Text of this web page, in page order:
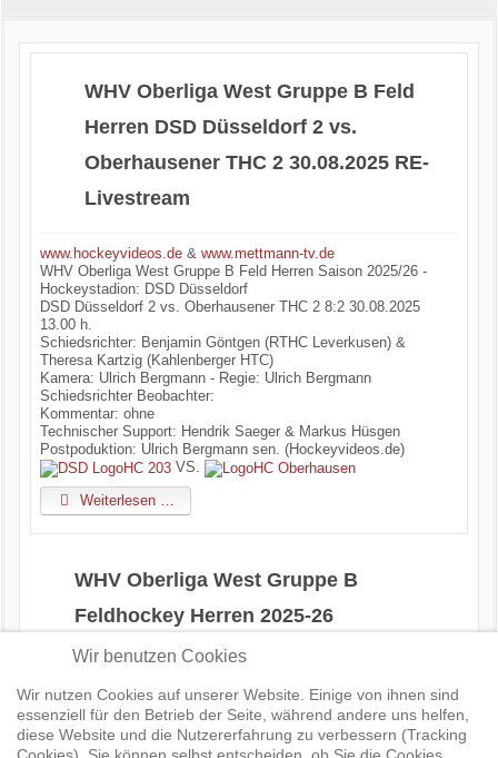
WHV Oberliga West Gruppe B Feld
Herren DSD Düsseldorf 2 vs.
Oberhausener THC 2 30.08.2025 RE-
Livestream
www.hockeyvideos.de& www.mettmann-tv.de
WHV Oberliga West Gruppe B Feld Herren Saison 2025/26 -
Hockeystadion: DSD Düsseldorf
DSD Düsseldorf 2 vs. Oberhausener THC 2 8:2 30.08.2025
13.00 h.
Schiedsrichter: Benjamin Göntgen (RTHC Leverkusen) &
Theresa Kartzig (Kahlenberger HTC)
Kamera: Ulrich Bergmann - Regie: Ulrich Bergmann
Schiedsrichter Beobachter:
Kommentar: ohne
Technischer Support: Hendrik Saeger & Markus Hüsgen
Postpoduktion: Ulrich Bergmann sen. (Hockeyvideos.de)
VS.
Weiterlesen …
WHV Oberliga West Gruppe B
Feldhockey Herren 2025-26
WHV Oberliga West Gruppe B Herren Saison 2025/26 Livestream &
Highlights
Hier geht es zur WHV Oberliga West Gruppe B Herren
Wir benutzen Cookies
Wir nutzen Cookies auf unserer Website. Einige von ihnen sind
essenziell für den Betrieb der Seite, während andere uns helfen,
diese Website und die Nutzererfahrung zu verbessern (Tracking